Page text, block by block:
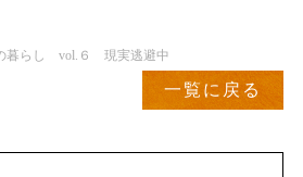
暮らし vol.６ 現実逃避中
一覧に戻る